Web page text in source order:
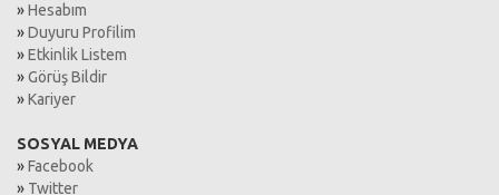
»Hesabım
»Duyuru Profilim
»Etkinlik Listem
»Görüş Bildir
»Kariyer
SOSYAL MEDYA
»Facebook
» Twitter